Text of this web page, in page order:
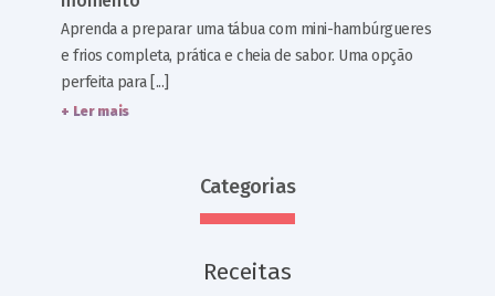
Aprenda a preparar uma tábua com mini-hambúrgueres
e frios completa, prática e cheia de sabor. Uma opção
perfeita para [...]
+ Ler mais
Categorias
Receitas